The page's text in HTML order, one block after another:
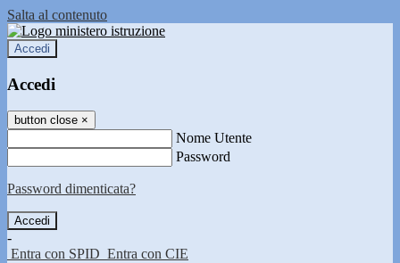
Salta al contenuto
Accedi
Accedi
button close ×
Nome Utente
Password
Password dimenticata?
-
Entra con SPID Entra con CIE